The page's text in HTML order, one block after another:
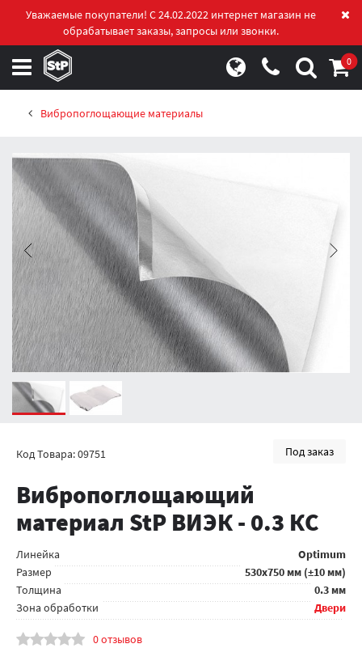
Уважаемые покупатели! С 24.02.2022 интернет магазин не
обрабатывает заказы, запросы или звонки.
0
Вибропоглощающие материалы
Под заказ
Код Товара: 09751
Вибропоглощающий
материал StP ВИЭК - 0.3 КС
Линейка
Optimum
Размер
530x750 мм (±10 мм)
Толщина
0.3 мм
Зона обработки
Двери
0 отзывов